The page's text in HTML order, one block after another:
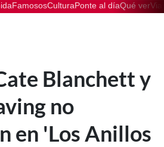
FamososCulturaPonte al díaQué ver
Blanchett y
no
en 'Los Anillos